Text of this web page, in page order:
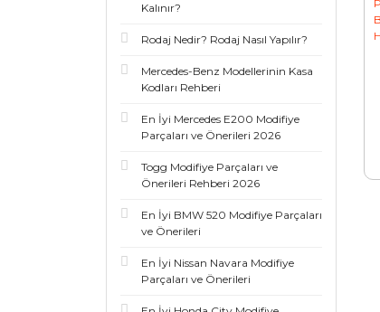
Kalınır?
Rodaj Nedir? Rodaj Nasıl Yapılır?
Mercedes-Benz Modellerinin Kasa
Kodları Rehberi
En İyi Mercedes E200 Modifiye
Parçaları ve Önerileri 2026
Togg Modifiye Parçaları ve
Önerileri Rehberi 2026
En İyi BMW 520 Modifiye Parçaları
ve Önerileri
En İyi Nissan Navara Modifiye
Parçaları ve Önerileri